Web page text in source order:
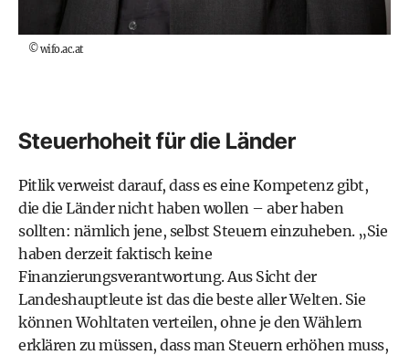
©wifo.ac.at
Steuerhoheit für die Länder
Pitlik verweist darauf, dass es eine Kompetenz gibt,
die die Länder nicht haben wollen – aber haben
sollten: nämlich jene, selbst Steuern einzuheben. „Sie
haben derzeit faktisch keine
Finanzierungsverantwortung. Aus Sicht der
Landeshauptleute ist das die beste aller Welten. Sie
können Wohltaten verteilen, ohne je den Wählern
erklären zu müssen, dass man Steuern erhöhen muss,